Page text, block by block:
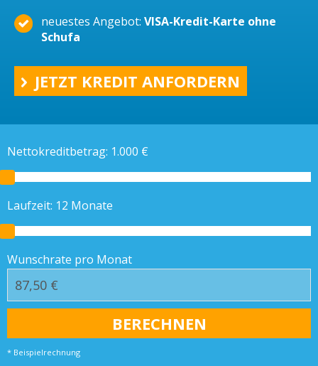
neuestes Angebot: VISA-Kredit-Karte ohne
Schufa
JETZT KREDIT ANFORDERN
Nettokreditbetrag: 1.000 €
Laufzeit: 12 Monate
Wunschrate pro Monat
* Beispielrechnung